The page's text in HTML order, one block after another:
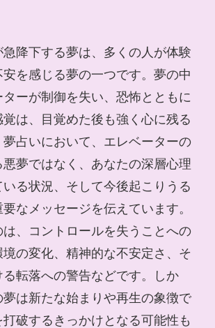
降下する夢は、多くの人が体験
を感じる夢の一つです。夢の中
ーが制御を失い、恐怖とともに
は、目覚めた後も強く心に残る
夢占いにおいて、エレベーターの
夢ではなく、あなたの深層心理
る状況、そして今後起こりうる
なメッセージを伝えています。
は、コントロールを失うことへの
の変化、精神的な不安定さ、そ
る転落への警告などです。しか
夢は新たな始まりや再生の象徴で
破するきっかけとなる可能性も